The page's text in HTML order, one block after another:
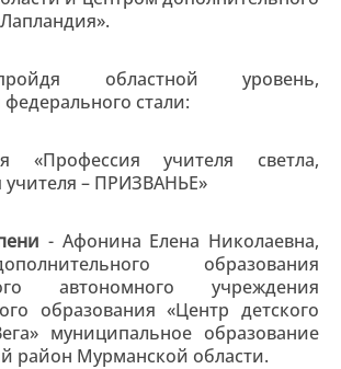
областной уровень,
стали:
«Профессия учителя светла,
учителя – ПРИЗВАНЬЕ»
- Афонина Елена Николаевна,
образования
автономного учреждения
образования «Центр детского
муниципальное образование
район Мурманской области.